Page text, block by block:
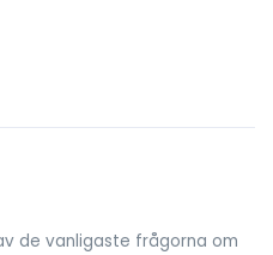
de vanligaste frågorna om